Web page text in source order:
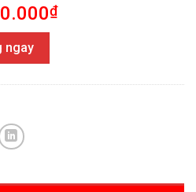
₫Giá
3.850.000₫.
E14 27 inch (2K/IPS/144HZ/1MS/
ngay